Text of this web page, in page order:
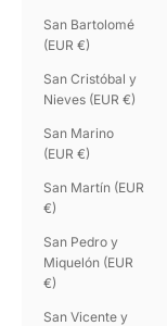
San Bartolomé
(EUR €)
San Cristóbal y
Nieves (EUR €)
San Marino
(EUR €)
San Martín (EUR
€)
San Pedro y
Miquelón (EUR
€)
San Vicente y